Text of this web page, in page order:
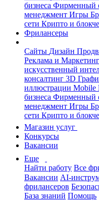
бизнеса Фирменный
менеджмент Игры
сети Крипто и
Фрилансеры
Сайты Дизайн
Реклама и Маркетинг
искусственный
консалтинг 3D
иллюстрации Mobile
бизнеса Фирменный
менеджмент Игры
сети Крипто и
Магазин услуг
Конкурсы
Вакансии
Еще
Найти работу Все
Вакансии AI-
фрилансеров
База знаний Помощь